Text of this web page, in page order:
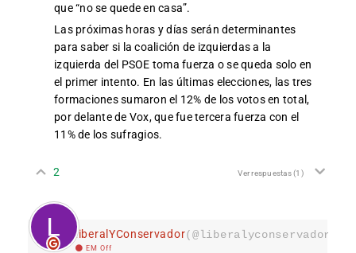
que “no se quede en casa”.
Las próximas horas y días serán determinantes
para saber si la coalición de izquierdas a la
izquierda del PSOE toma fuerza o se queda solo en
el primer intento. En las últimas elecciones, las tres
formaciones sumaron el 12% de los votos en total,
por delante de Vox, que fue tercera fuerza con el
11% de los sufragios.
2 Ver respuestas(1)
LiberalYConservador
EM Off